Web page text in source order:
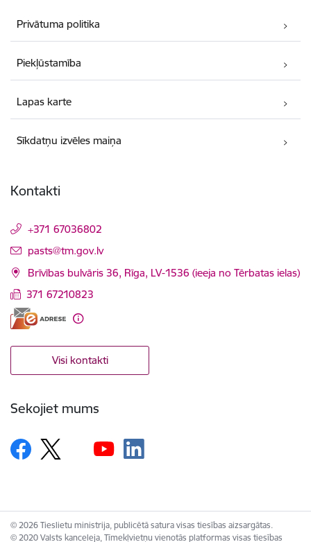
Privātuma politika
Piekļūstamība
Lapas karte
Sīkdatņu izvēles maiņa
Kontakti
+371 67036802
E-pasts:
pasts@tm.gov.lv
Brīvības bulvāris 36, Rīga, LV-1536 (ieeja no Tērbatas ielas)
371 67210823
Visi kontakti
Sekojiet mums
© 2026 Tieslietu ministrija, publicētā satura visas tiesības aizsargātas.
© 2020 Valsts kanceleja, Tīmekļvietņu vienotās platformas visas tiesības